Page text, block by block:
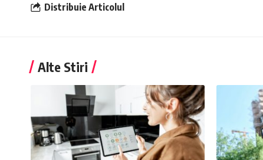
Distribuie Articolul
Alte Stiri